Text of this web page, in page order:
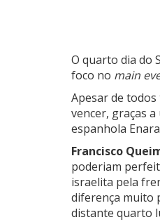
O quarto dia do
foco no main
Apesar de
vencer, graças
espanhola
Francisco
poderiam
israelita pela
diferença muito
distante quarto